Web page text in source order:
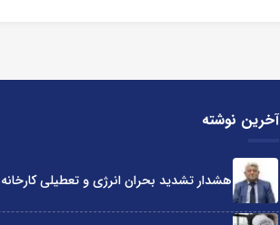
آخرین نوشته
هشدار تشدید بحران انرژی و تعطیلی کارخانه‌ها